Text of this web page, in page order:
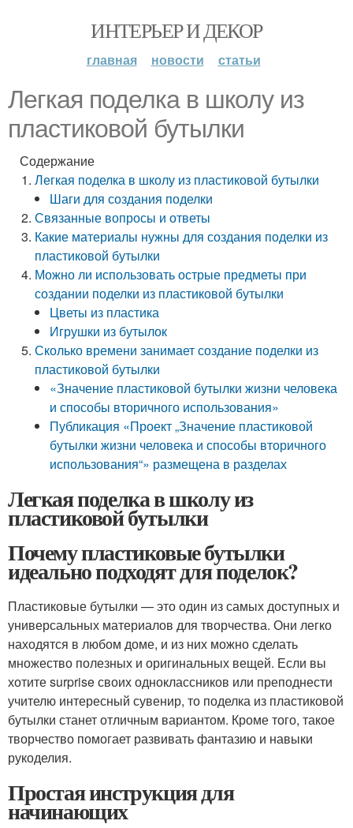
ИНТЕРЬЕР И ДЕКОР
главная новости статьи
Легкая поделка в школу из
пластиковой бутылки
Содержание
Легкая поделка в школу из пластиковой бутылки
Шаги для создания поделки
Связанные вопросы и ответы
Какие материалы нужны для создания поделки из
пластиковой бутылки
Можно ли использовать острые предметы при
создании поделки из пластиковой бутылки
Цветы из пластика
Игрушки из бутылок
Сколько времени занимает создание поделки из
пластиковой бутылки
«Значение пластиковой бутылки жизни человека
и способы вторичного использования»
Публикация «Проект „Значение пластиковой
бутылки жизни человека и способы вторичного
использования“» размещена в разделах
Легкая поделка в школу из
пластиковой бутылки
Почему пластиковые бутылки
идеально подходят для поделок?
Пластиковые бутылки — это один из самых доступных и
универсальных материалов для творчества. Они легко
находятся в любом доме, и из них можно сделать
множество полезных и оригинальных вещей. Если вы
хотите surprise своих одноклассников или преподнести
учителю интересный сувенир, то поделка из пластиковой
бутылки станет отличным вариантом. Кроме того, такое
творчество помогает развивать фантазию и навыки
рукоделия.
Простая инструкция для
начинающих